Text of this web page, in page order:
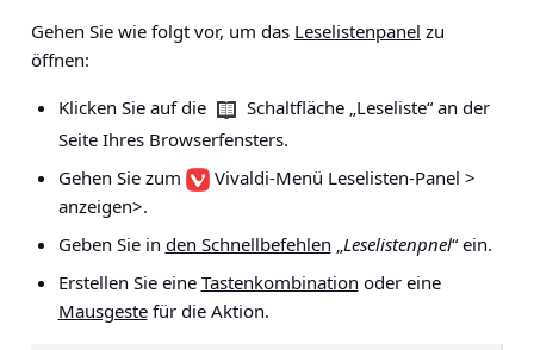
Gehen Sie wie folgt vor, um das Leselistenpanel zu
öffnen:
Klicken Sie auf die
Schaltfläche „Leseliste“ an der
Seite Ihres Browserfensters.
Gehen Sie zum
Vivaldi-Menü Leselisten-Panel >
anzeigen>.
Geben Sie in den Schnellbefehlen Leselistenpnel“ ein.
Erstellen Sie eine Tastenkombination oder eine
Mausgestefür die Aktion.